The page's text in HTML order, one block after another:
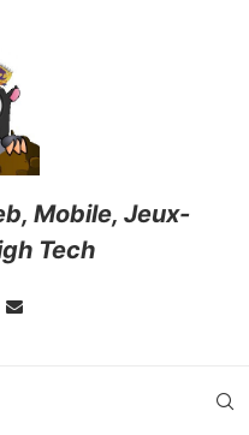
Mobile, Jeux-
Tech